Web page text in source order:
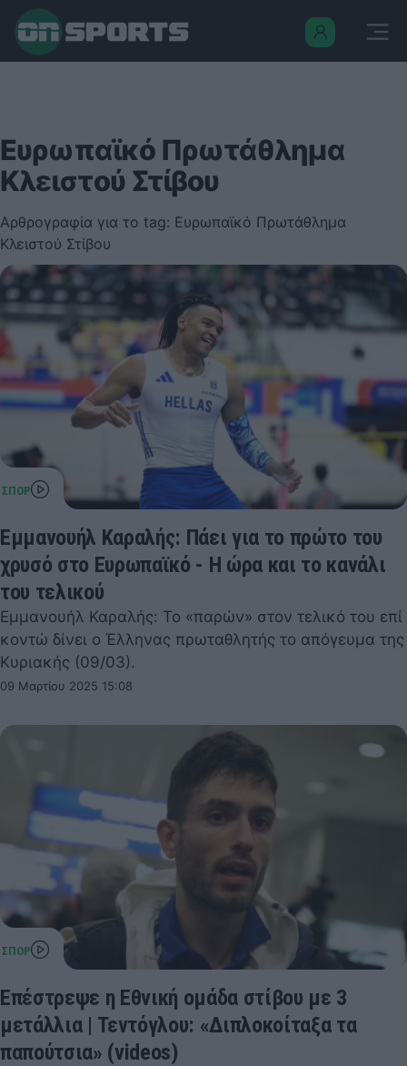
Ευρωπαϊκό Πρωτάθλημα
Κλειστού Στίβου
Αρθρογραφία για το tag: Ευρωπαϊκό Πρωτάθλημα
Κλειστού Στίβου
Εμμανουήλ Καραλής: Πάει για το πρώτο του
χρυσό στο Ευρωπαϊκό - Η ώρα και το κανάλι
του τελικού
Εμμανουήλ Καραλής: Το «παρών» στον τελικό του επί
κοντώ δίνει ο Έλληνας πρωταθλητής το απόγευμα της
Κυριακής (09/03).
09 Μαρτίου 2025 15:08
Επέστρεψε η Εθνική ομάδα στίβου με 3
μετάλλια | Τεντόγλου: «Διπλοκοίταξα τα
παπούτσια» (videos)